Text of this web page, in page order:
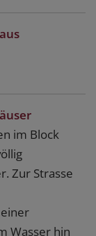
im Block
Zur Strasse
Wasser hin